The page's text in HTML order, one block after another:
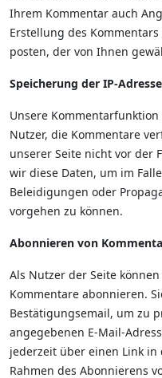
Ihrem Kommentar auch
Erstellung des
posten, der von Ihnen
Speicherung der IP-Adresse
Unsere
Nutzer, die Kommentare
unserer Seite nicht vor der
wir diese Daten, um im
Beleidigungen oder
vorgehen zu können.
Abonnieren von
Als Nutzer der Seite
Kommentare abonnieren.
Bestätigungsemail, um zu
angegebenen E-Mail-
jederzeit über einen Link
Rahmen des Abonnierens